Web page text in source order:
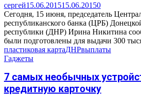
сергей15.06.201515.06.20150
Сегодня, 15 июня, председатель
республиканского банка (ЦРБ)
республики (ДНР) Ирина Никитина
были подготовлены для выдачи 300
пластиковая картаДНРвыплаты
Гаджеты
7 самых необычных
кредитную карточку